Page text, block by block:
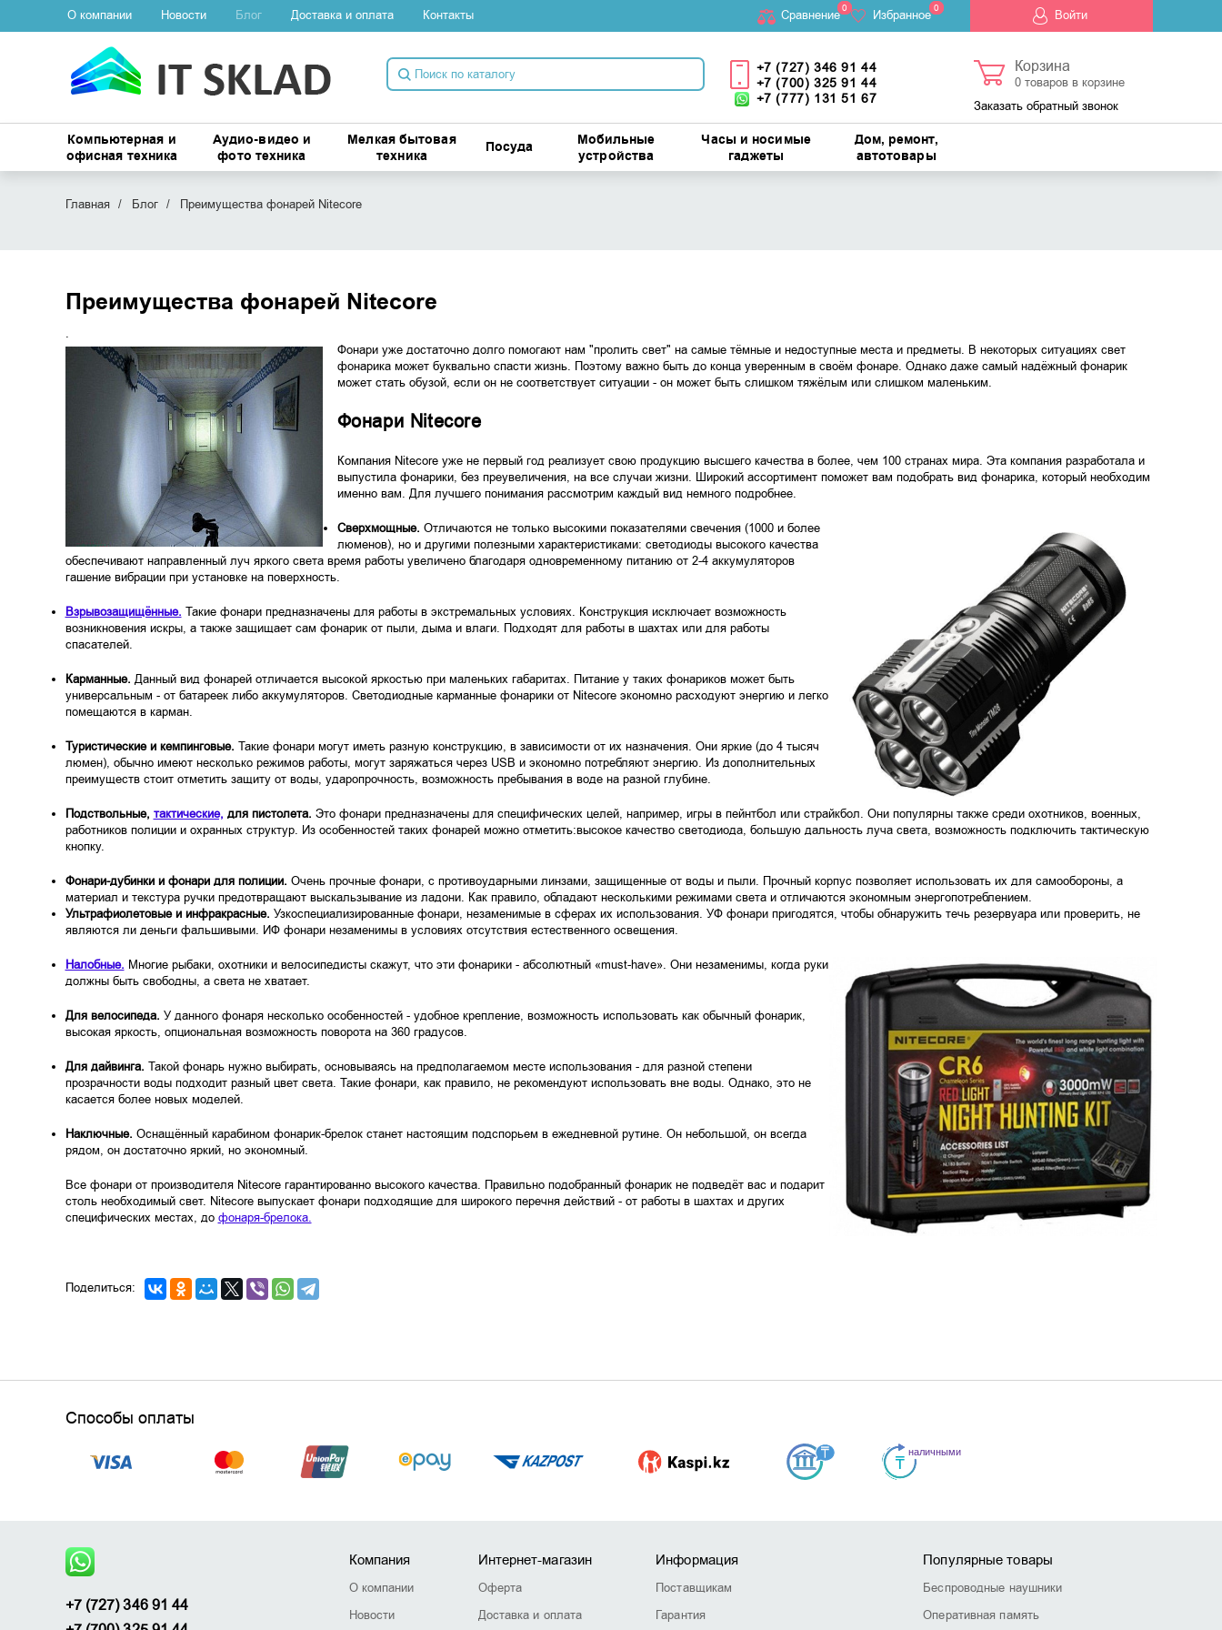
О компании Новости Блог Доставка и оплата Контакты Cравнение0 Избранное 0 Войти
+7 (727) 346 91 44
+7 (700) 325 91 44
+7 (777) 131 51 67
Корзина
0товаров в корзине
Заказать обратный звонок
Компьютерная и
офисная техника
Аудио-видео и
фото техника
Мелкая бытовая
техника
Посуда
Мобильные
устройства
Часы и носимые
гаджеты
Дом, ремонт,
автотовары
Главная Блог Преимущества фонарей Nitecore
Преимущества фонарей Nitecore
.
Фонари уже достаточно долго помогают нам "пролить свет" на самые тёмные и недоступные места и предметы. В некоторых ситуациях свет
фонарика может буквально спасти жизнь. Поэтому важно быть до конца уверенным в своём фонаре. Однако даже самый надёжный фонарик
может стать обузой, если он не соответствует ситуации - он может быть слишком тяжёлым или слишком маленьким.
Фонари Nitecore
Компания Nitecore уже не первый год реализует свою продукцию высшего качества в более, чем 100 странах мира. Эта компания разработала и
выпустила фонарики, без преувеличения, на все случаи жизни. Широкий ассортимент поможет вам подобрать вид фонарика, который необходим
именно вам. Для лучшего понимания рассмотрим каждый вид немного подробнее.
Сверхмощные. Отличаются не только высокими показателями свечения (1000 и более
люменов), но и другими полезными характеристиками: светодиоды высокого качества
обеспечивают направленный луч яркого света время работы увеличено благодаря одновременному питанию от 2-4 аккумуляторов
гашение вибрации при установке на поверхность.
Взрывозащищённые. Такие фонари предназначены для работы в экстремальных условиях. Конструкция исключает возможность
возникновения искры, а также защищает сам фонарик от пыли, дыма и влаги. Подходят для работы в шахтах или для работы
спасателей.
Карманные. Данный вид фонарей отличается высокой яркостью при маленьких габаритах. Питание у таких фонариков может быть
универсальным - от батареек либо аккумуляторов. Светодиодные карманные фонарики от Nitecore экономно расходуют энергию и легко
помещаются в карман.
Туристические и кемпинговые. Такие фонари могут иметь разную конструкцию, в зависимости от их назначения. Они яркие (до 4 тысяч
люмен), обычно имеют несколько режимов работы, могут заряжаться через USB и экономно потребляют энергию. Из дополнительных
преимуществ стоит отметить защиту от воды, ударопрочность, возможность пребывания в воде на разной глубине.
Подствольные, тактические, для пистолета. Это фонари предназначены для специфических целей, например, игры в пейнтбол или страйкбол. Они популярны также среди охотников, военных,
работников полиции и охранных структур. Из особенностей таких фонарей можно отметить:высокое качество светодиода, большую дальность луча света, возможность подключить тактическую
кнопку.
Фонари-дубинки и фонари для полиции. Очень прочные фонари, с противоударными линзами, защищенные от воды и пыли. Прочный корпус позволяет использовать их для самообороны, а
материал и текстура ручки предотвращают выскальзывание из ладони. Как правило, обладают несколькими режимами света и отличаются экономным энергопотреблением.
Ультрафиолетовые и инфракрасные. Узкоспециализированные фонари, незаменимые в сферах их использования. УФ фонари пригодятся, чтобы обнаружить течь резервуара или проверить, не
являются ли деньги фальшивыми. ИФ фонари незаменимы в условиях отсутствия естественного освещения.
Налобные. Многие рыбаки, охотники и велосипедисты скажут, что эти фонарики - абсолютный «must-have». Они незаменимы, когда руки
должны быть свободны, а света не хватает.
Для велосипеда. У данного фонаря несколько особенностей - удобное крепление, возможность использовать как обычный фонарик,
высокая яркость, опциональная возможность поворота на 360 градусов.
Для дайвинга. Такой фонарь нужно выбирать, основываясь на предполагаемом месте использования - для разной степени
прозрачности воды подходит разный цвет света. Такие фонари, как правило, не рекомендуют использовать вне воды. Однако, это не
касается более новых моделей.
Наключные. Оснащённый карабином фонарик-брелок станет настоящим подспорьем в ежедневной рутине. Он небольшой, он всегда
рядом, он достаточно яркий, но экономный.
Все фонари от производителя Nitecore гарантированно высокого качества. Правильно подобранный фонарик не подведёт вас и подарит
столь необходимый свет. Nitecore выпускает фонари подходящие для широкого перечня действий - от работы в шахтах и других
специфических местах, до фонаря-брелока.
Поделиться:
Способы оплаты
+7 (727) 346 91 44
Компания
О компании
Новости
Интернет-магазин
Оферта
Доставка и оплата
Информация
Поставщикам
Гарантия
Популярные товары
Беспроводные наушники
Оперативная память